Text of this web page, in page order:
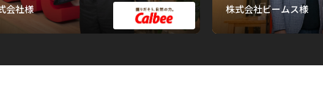
会社様 株式会社ビームス様